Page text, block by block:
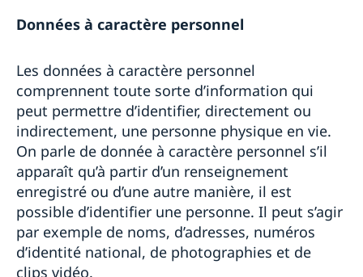
La France en Suède
Travailler à l'Ambassade
chauffeur/intendant
Le partenariat franco-suédois pour
l'innovation
Joint Summary French-Swedish Innovation
Partnership
La Suède innovante
Données à caractère personnel
Les données à caractère personnel
comprennent toute sorte d’information qui
peut permettre d’identifier, directement ou
indirectement, une personne physique en vie.
On parle de donnée à caractère personnel s’il
apparaît qu’à partir d’un renseignement
enregistré ou d’une autre manière, il est
possible d’identifier une personne. Il peut s’agir
par exemple de noms, d’adresses, numéros
d’identité national, de photographies et de
clips vidéo.